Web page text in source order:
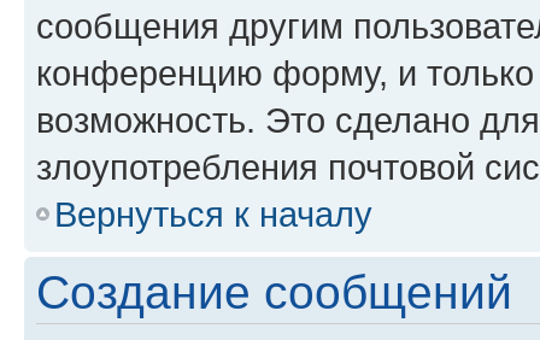
сообщения другим
конференцию форму, и
возможность. Это сделано
злоупотребления почтовой
Вернуться к началу
Создание сообщений